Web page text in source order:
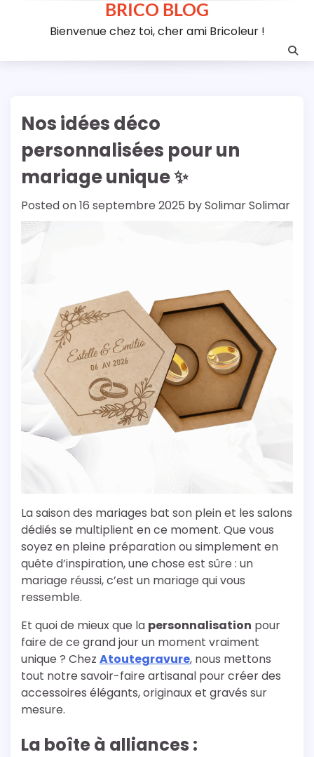
BRICO BLOG
Bienvenue chez toi, cher ami Bricoleur !
Nos idées déco
personnalisées pour un
mariage unique ✨
Posted on16 septembre 2025 bySolimar Solimar
La saison des mariages bat son plein et les salons
dédiés se multiplient en ce moment. Que vous
soyez en pleine préparation ou simplement en
quête d’inspiration, une chose est sûre : un
mariage réussi, c’est un mariage qui vous
ressemble.
Et quoi de mieux que la personnalisation pour
faire de ce grand jour un moment vraiment
unique ? Chez Atoutegravure, nous mettons
tout notre savoir-faire artisanal pour créer des
accessoires élégants, originaux et gravés sur
mesure.
La boîte à alliances :